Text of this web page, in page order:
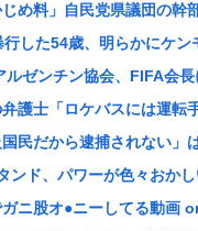
インアビス」の主題歌に
はま寿司で食いまくる
www
、マジでアニメ中止にな
ら誰もが知ってるのに、ま
市民プールでエグい乳を
産後おっぱい、たわわ、
め料」自民党県議団の幹
した54歳、明らかにケン
ルゼンチン協会、FIFA会
護士「ロケバスには運転
国民だから逮捕されない
ンド、パワーが色々おか
ニ股オ●ニーしてる動画